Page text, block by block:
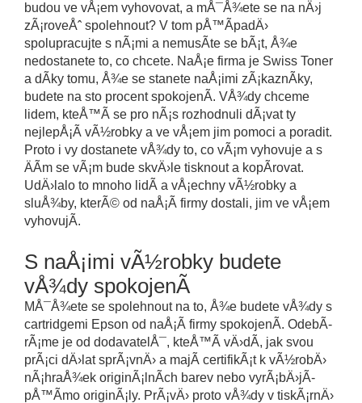
budou ve vÅ¡em vyhovovat, a mÅ¯Å¾ete se na nÄ›j
zÃ¡roveÅˆ spolehnout? V tom pÅ™Ã­padÄ›
spolupracujte s nÃ¡mi a nemusÃ­te se bÃ¡t, Å¾e
nedostanete to, co chcete. NaÅ¡e firma je Swiss Toner
a dÃ­ky tomu, Å¾e se stanete naÅ¡imi zÃ¡kaznÃ­ky,
budete na sto procent spokojenÃ­. VÅ¾dy chceme
lidem, kteÅ™Ã­ se pro nÃ¡s rozhodnuli dÃ¡vat ty
nejlepÅ¡Ã­ vÃ½robky a ve vÅ¡em jim pomoci a poradit.
Proto i vy dostanete vÅ¾dy to, co vÃ¡m vyhovuje a s
ÄÃ­m se vÃ¡m bude skvÄ›le tisknout a kopÃ­rovat.
UdÄ›lalo to mnoho lidÃ­ a vÅ¡echny vÃ½robky a
sluÅ¾by, kterÃ© od naÅ¡Ã­ firmy dostali, jim ve vÅ¡em
vyhovujÃ­.
S naÅ¡imi vÃ½robky budete
vÅ¾dy spokojenÃ­
MÅ¯Å¾ete se spolehnout na to, Å¾e budete vÅ¾dy s
cartridgemi Epson od naÅ¡Ã­ firmy spokojenÃ­. OdebÃ­
rÃ¡me je od dodavatelÅ¯, kteÅ™Ã­ vÄ›dÃ­, jak svou
prÃ¡ci dÄ›lat sprÃ¡vnÄ› a majÃ­ certifikÃ¡t k vÃ½robÄ›
nÃ¡hraÅ¾ek originÃ¡lnÃ­ch barev nebo vyrÃ¡bÄ›jÃ­
pÅ™Ã­mo originÃ¡ly. PrÃ¡vÄ› proto vÅ¾dy v tiskÃ¡rnÄ›